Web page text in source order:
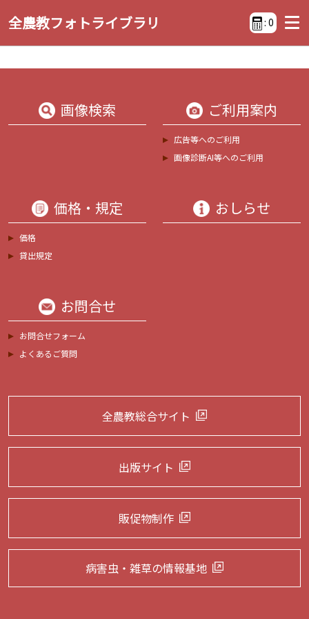
全農教フォトライブラリ : 0
画像検索 ご利用案内
広告等へのご利用
画像診断AI等へのご利用
価格・規定
価格
貸出規定
おしらせ
お問合せ
お問合せフォーム
よくあるご質問
全農教総合サイト
出版サイト
販促物制作
病害虫・雑草の情報基地